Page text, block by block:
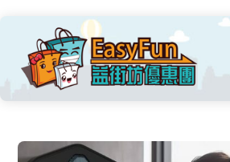
content
MEGELIN智能音樂拳擊機
$39.99/ 套